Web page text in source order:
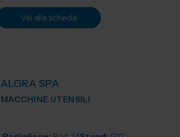
Vai alla scheda
ALGRA SPA
MACCHINE UTENSILI